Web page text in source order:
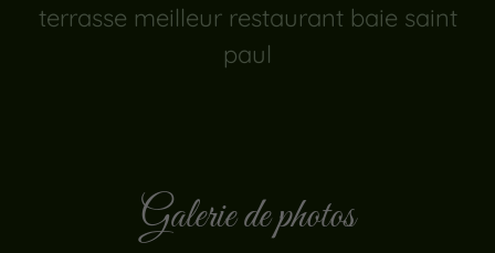
terrasse meilleur restaurant baie saint
paul
Galerie de photos